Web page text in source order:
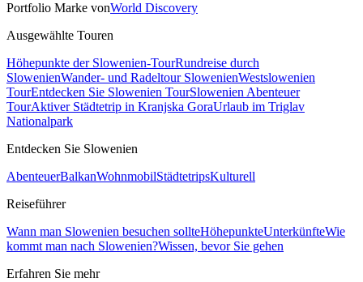
Portfolio Marke vonWorld Discovery
Ausgewählte Touren
Höhepunkte der Slowenien-TourRundreise durch
SlowenienWander- und Radeltour SlowenienWestslowenien
TourEntdecken Sie Slowenien TourSlowenien Abenteuer
TourAktiver Städtetrip in Kranjska GoraUrlaub im Triglav
Nationalpark
Entdecken Sie Slowenien
AbenteuerBalkanWohnmobilStädtetripsKulturell
Reiseführer
Wann man Slowenien besuchen sollteHöhepunkteUnterkünfteWie
kommt man nach Slowenien?Wissen, bevor Sie gehen
Erfahren Sie mehr